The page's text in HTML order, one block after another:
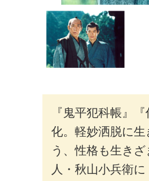
『鬼平犯科帳』
化。軽妙洒脱に
う、性格も生き
人・秋山小兵衛